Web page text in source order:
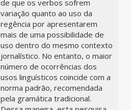
de que os verbos sofrem
variação quanto ao uso da
regência por apresentarem
mais de uma possibilidade de
uso dentro do mesmo contexto
jornalístico. No entanto, o maior
número de ocorrências dos
usos linguísticos coincide com a
norma padrão, recomendada
pela gramática tradicional.